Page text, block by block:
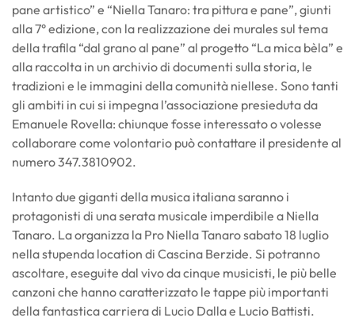
pane artistico” e “Niella Tanaro: tra pittura e pane”, giunti
alla 7° edizione, con la realizzazione dei murales sul tema
della trafila “dal grano al pane” al progetto “La mica bèla” e
alla raccolta in un archivio di documenti sulla storia, le
tradizioni e le immagini della comunità niellese. Sono tanti
gli ambiti in cui si impegna l’associazione presieduta da
Emanuele Rovella: chiunque fosse interessato o volesse
collaborare come volontario può contattare il presidente al
numero 347.3810902.
Intanto due giganti della musica italiana saranno i
protagonisti di una serata musicale imperdibile a Niella
Tanaro. La organizza la Pro Niella Tanaro sabato 18 luglio
nella stupenda location di Cascina Berzide. Si potranno
ascoltare, eseguite dal vivo da cinque musicisti, le più belle
canzoni che hanno caratterizzato le tappe più importanti
della fantastica carriera di Lucio Dalla e Lucio Battisti.